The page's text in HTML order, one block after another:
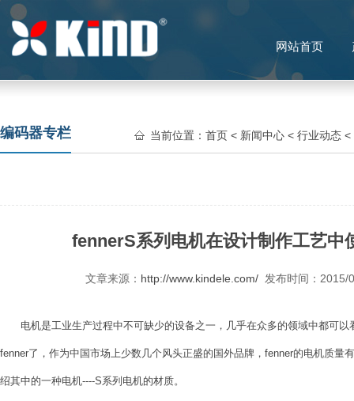
网站首页
编码器专栏 当前位置： 首页 < 新闻中心 < 行业动态 <
fennerS系列电机在设计制作工艺中
文章来源： http://www.kindele.com/发布时间：2015/
电机是工业生产过程中不可缺少的设备之一，几乎在众多的领域中都可以
fenner了，作为中国市场上少数几个风头正盛的国外品牌，fenner的电机质量
绍其中的一种电机----S系列电机的材质。